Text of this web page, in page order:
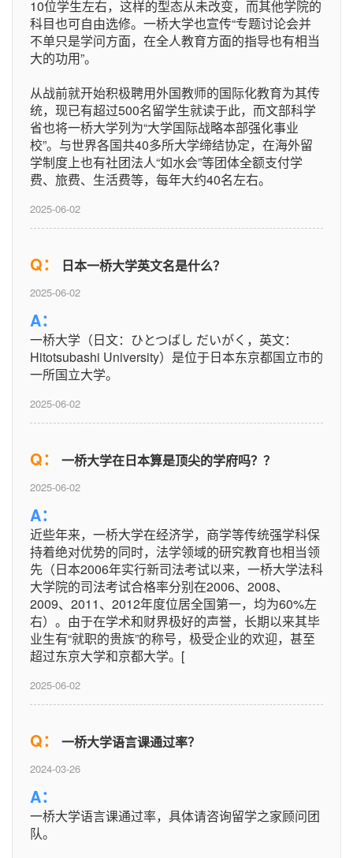
10位学生左右，这样的型态从未改变，而其他学院的
科目也可自由选修。一桥大学也宣传“专题讨论会并
不单只是学问方面，在全人教育方面的指导也有相当
大的功用”。
从战前就开始积极聘用外国教师的国际化教育为其传
统，现已有超过500名留学生就读于此，而文部科学
省也将一桥大学列为“大学国际战略本部强化事业
校”。与世界各国共40多所大学缔结协定，在海外留
学制度上也有社团法人“如水会”等团体全额支付学
费、旅费、生活费等，每年大约40名左右。
2025-06-02
Q： 日本一桥大学英文名是什么？
2025-06-02
A：
一桥大学（日文：ひとつばし だいがく，英文：
Hitotsubashi University）是位于日本东京都国立市的
一所国立大学。
2025-06-02
Q： 一桥大学在日本算是顶尖的学府吗？？
2025-06-02
A：
近些年来，一桥大学在经济学，商学等传统强学科保
持着绝对优势的同时，法学领域的研究教育也相当领
先（日本2006年实行新司法考试以来，一桥大学法科
大学院的司法考试合格率分别在2006、2008、
2009、2011、2012年度位居全国第一，均为60%左
右）。由于在学术和财界极好的声誉，长期以来其毕
业生有“就职的贵族”的称号，极受企业的欢迎，甚至
超过东京大学和京都大学。[
2025-06-02
Q： 一桥大学语言课通过率？
2024-03-26
A：
一桥大学语言课通过率，具体请咨询留学之家顾问团
队。